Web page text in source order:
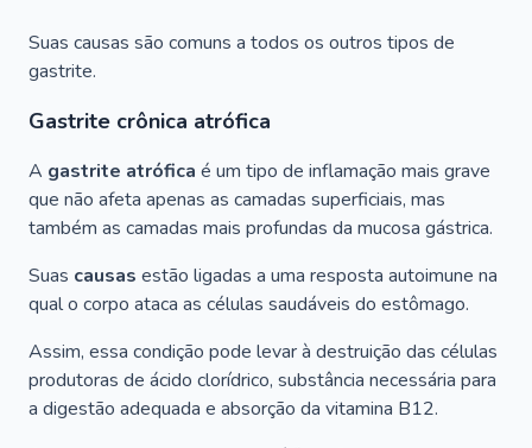
Suas causas são comuns a todos os outros tipos de
gastrite.
Gastrite crônica atrófica
A gastrite atrófica é um tipo de inflamação mais grave
que não afeta apenas as camadas superficiais, mas
também as camadas mais profundas da mucosa gástrica.
Suas causas estão ligadas a uma resposta autoimune na
qual o corpo ataca as células saudáveis do estômago.
Assim, essa condição pode levar à destruição das células
produtoras de ácido clorídrico, substância necessária para
a digestão adequada e absorção da vitamina B12.